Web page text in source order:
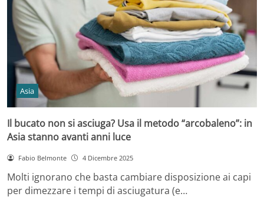
Asia
Il bucato non si asciuga? Usa il metodo “arcobaleno”: in
Asia stanno avanti anni luce
Fabio Belmonte 4 Dicembre 2025
Molti ignorano che basta cambiare disposizione ai capi
per dimezzare i tempi di asciugatura (e…